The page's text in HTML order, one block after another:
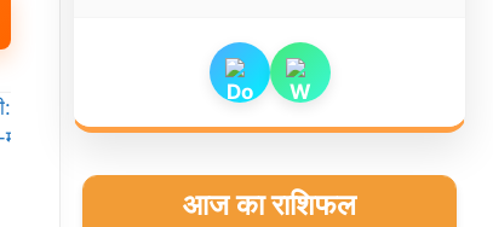
आज का राशिफल